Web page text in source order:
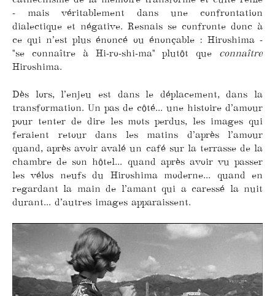
- mais véritablement dans une confrontation
dialectique et négative. Resnais se confronte donc à
ce qui n’est plus énoncé ou énonçable : Hiroshima -
"se connaître à Hi-ro-shi-ma" plutôt que connaître
Hiroshima.
Dès lors, l’enjeu est dans le déplacement, dans la
transformation. Un pas de côté... une histoire d’amour
pour tenter de dire les mots perdus, les images qui
feraient retour dans les matins d’après l’amour
quand, après avoir avalé un café sur la terrasse de la
chambre de son hôtel... quand après avoir vu passer
les vélos neufs du Hiroshima moderne... quand en
regardant la main de l’amant qui a caressé la nuit
durant... d’autres images apparaissent.